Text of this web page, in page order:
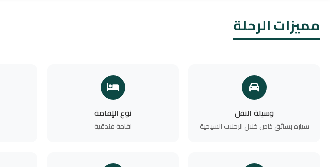
مميزات الرحلة
وسيلة النقل
سياره بسائق خاص خلال الرحلات السياحية
نوع الإقامة
اقامة فندقية